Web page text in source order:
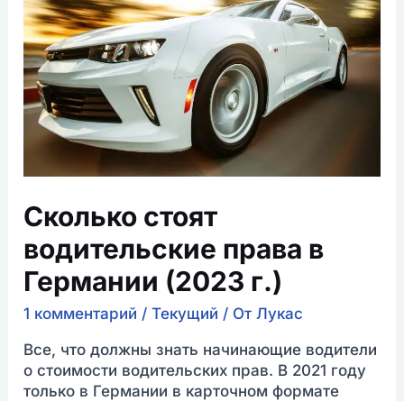
Сколько стоят
водительские права в
Германии (2023 г.)
1 комментарий /Текущий / ОтЛукас
Все, что должны знать начинающие водители
о стоимости водительских прав. В 2021 году
только в Германии в карточном формате
права
в
Германии
(2023
г.)